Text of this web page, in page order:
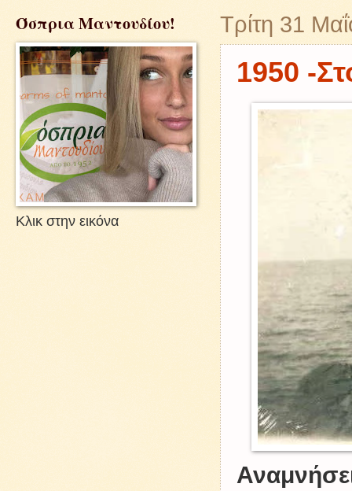
Τρίτη 31
1950 -
Όσπρια Μαντουδίου!
Κλικ στην εικόνα